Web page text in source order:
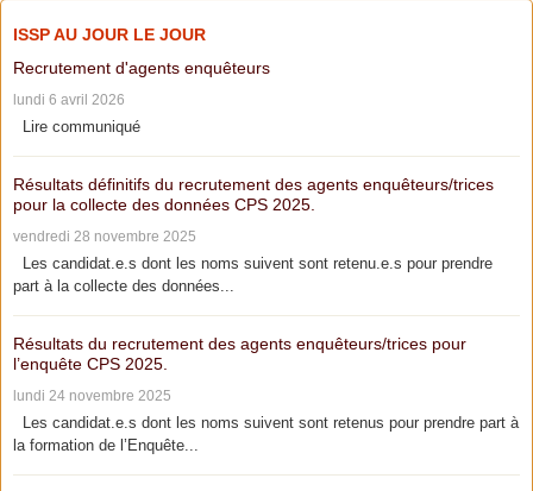
ISSP AU JOUR LE JOUR
Recrutement d'agents enquêteurs
lundi 6 avril 2026
Lire communiqué
Résultats définitifs du recrutement des agents enquêteurs/trices
pour la collecte des données CPS 2025.
vendredi 28 novembre 2025
Les candidat.e.s dont les noms suivent sont retenu.e.s pour prendre
part à la collecte des données...
Résultats du recrutement des agents enquêteurs/trices pour
l’enquête CPS 2025.
lundi 24 novembre 2025
Les candidat.e.s dont les noms suivent sont retenus pour prendre part à
la formation de l’Enquête...